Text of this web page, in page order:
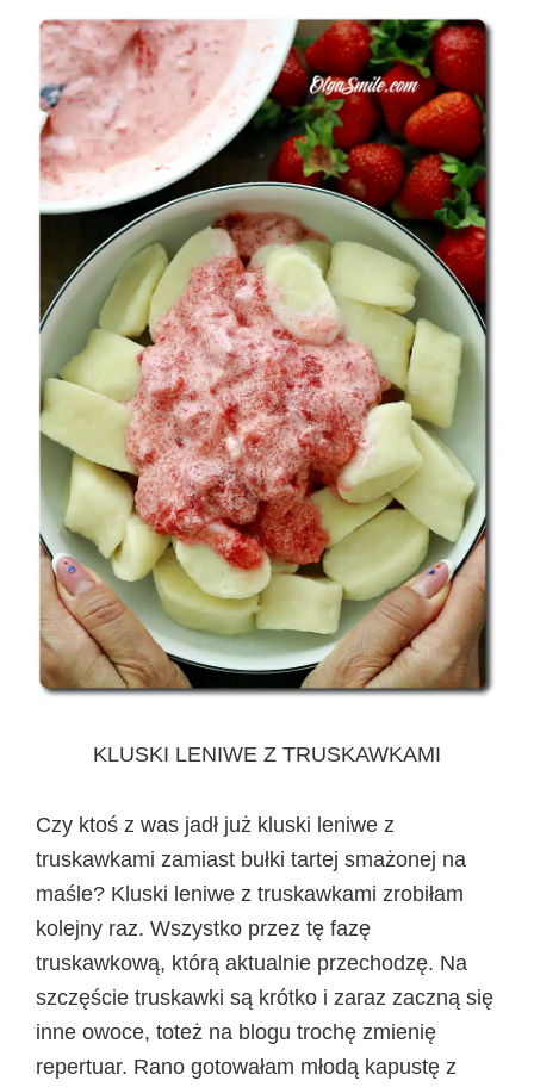
KLUSKI LENIWE Z TRUSKAWKAMI
Czy ktoś z was jadł już kluski leniwe z
truskawkami zamiast bułki tartej smażonej na
maśle? Kluski leniwe z truskawkami zrobiłam
kolejny raz. Wszystko przez tę fazę
truskawkową, którą aktualnie przechodzę. Na
szczęście truskawki są krótko i zaraz zaczną się
inne owoce, toteż na blogu trochę zmienię
repertuar. Rano gotowałam młodą kapustę z